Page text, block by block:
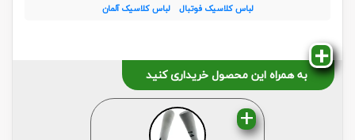
لباس کلاسیک فوتبال
لباس کلاسیک آلمان
به همراه این محصول خریداری کنید